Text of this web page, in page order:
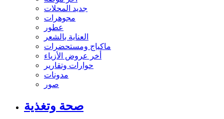
جديد المحلات
مجوهرات
عطور
العناية بالشعر
ماكياج ومستحضرات
أخر عروض الأزياء
حوارات وتقارير
مدونات
صور
صحة وتغذية